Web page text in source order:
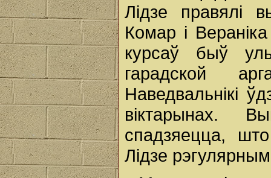
Лідзе правялі
Комар і
курсаў быў
гарадской
Наведвальнікі
віктарынах.
спадзяецца,
Лідзе